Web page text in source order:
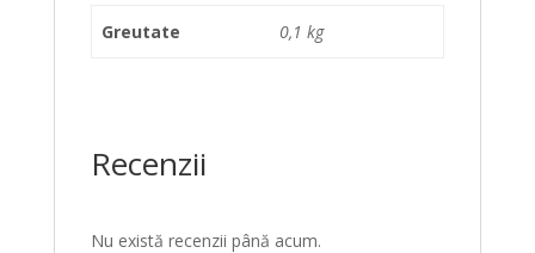
Greutate 0,1 kg
Recenzii
Nu există recenzii până acum.